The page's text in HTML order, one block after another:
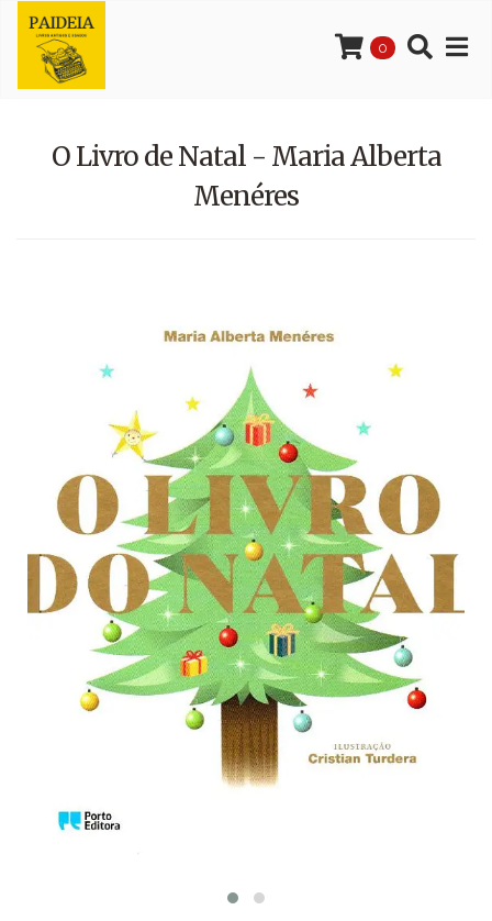
0
O Livro de Natal - Maria Alberta
Menéres